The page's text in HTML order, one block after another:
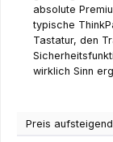
absolute
typische
Tastatur, den
wirklich Sinn